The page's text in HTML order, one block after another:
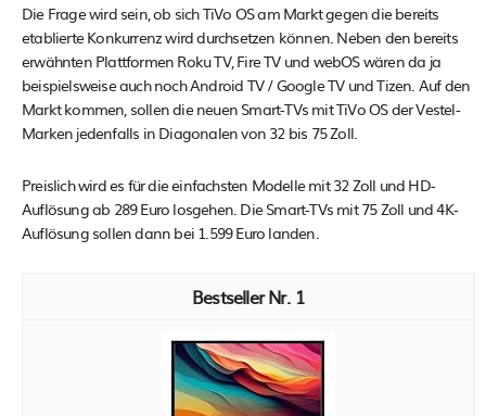
Die Frage wird sein, ob sich TiVo OS am Markt gegen die bereits
etablierte Konkurrenz wird durchsetzen können. Neben den bereits
erwähnten Plattformen Roku TV, Fire TV und webOS wären da ja
beispielsweise auch noch Android TV / Google TV und Tizen. Auf den
Markt kommen, sollen die neuen Smart-TVs mit TiVo OS der Vestel-
Marken jedenfalls in Diagonalen von 32 bis 75 Zoll.
Preislich wird es für die einfachsten Modelle mit 32 Zoll und HD-
Auflösung ab 289 Euro losgehen. Die Smart-TVs mit 75 Zoll und 4K-
Auflösung sollen dann bei 1.599 Euro landen.
1